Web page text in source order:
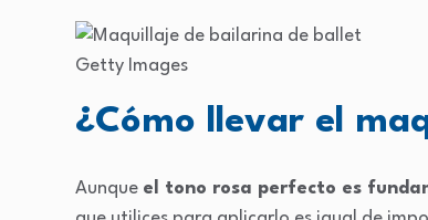
Getty Images
¿Cómo llevar el
Aunque el tono rosa perfecto es